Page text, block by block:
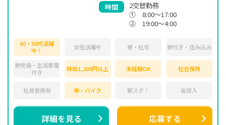
時間
2交替勤務
① 8:00～17:00
② 19:00～4:00
40・50代活躍
中！
女性活躍中 寮・社宅 寮付き・住み込み
寮完備・生活家電
付き
時給1,200円以上 未経験OK 社会保険
社員登用有 車・バイク 駅スグ！ 高収入
詳細を見る 応募する